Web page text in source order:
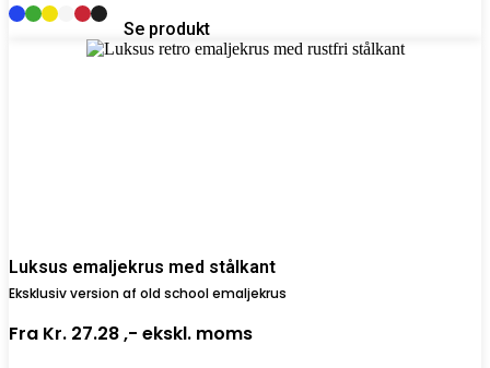
Se produkt
Luksus emaljekrus med stålkant
Eksklusiv version af old school emaljekrus
Fra Kr. 27.28 ,- ekskl. moms